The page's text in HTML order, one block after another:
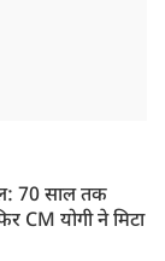
70 साल तक
CM योगी ने मिटा